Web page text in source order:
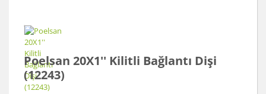
Poelsan 20X1'' Kilitli Bağlantı Dişi
(12243)